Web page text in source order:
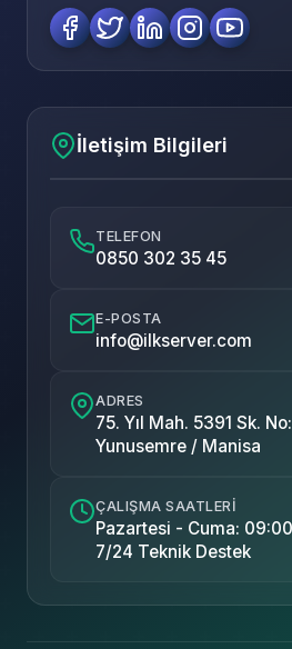
İletişim Bilgileri
TELEFON
0850 302 35 45
E-POSTA
info@ilkserver.com
ADRES
75. Yıl Mah. 5391 Sk.
Yunusemre / Manisa
ÇALIŞMA SAATLERI
Pazartesi - Cuma:
7/24 Teknik Destek